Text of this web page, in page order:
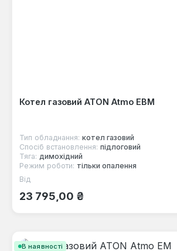
Котел газовий ATON Atmo ЕВМ
Тип обладнання: котел газовий
Спосіб встановлення: підлоговий
Тяга: димохідний
Режим роботи: тільки опалення
Звичайна ціна:
Від
23 795,00 ₴
В наявності